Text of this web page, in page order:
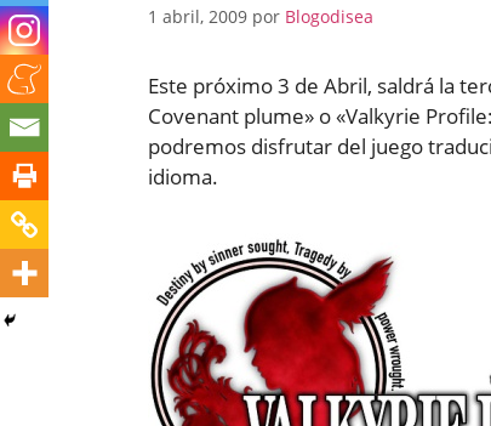
1 abril, 2009 por Blogodisea
Este próximo 3 de Abril, saldrá la
Covenant plume» o «Valkyrie
podremos disfrutar del juego
idioma.